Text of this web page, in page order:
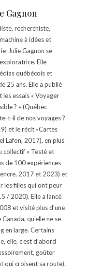
Gagnon
recherchiste,
à idées et
Julie Gagnon se
Elle
québécois et
25 ans. Elle a publié
essais « Voyager
? » (Québec
t-il de nos voyages ?
et le récit «Cartes
Lafon, 2017), en plus
collectif « Testé et
de 100 expériences
2017 et 2023) et
les filles qui ont peur
/ 2020). Elle a lancé
et visité plus d'une
qu'elle ne se
en large. Certains
elle, c’est d’abord
goûter
qui croisent sa route).